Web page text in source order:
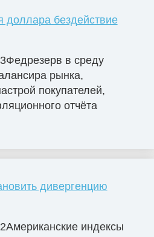
доллара бездействие
в среду
рынка,
покупателей,
отчёта
дивергенцию
индексы